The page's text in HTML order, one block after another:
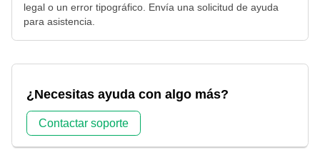
legal o un error tipográfico. Envía una solicitud de ayuda
para asistencia.
¿Necesitas ayuda con algo más?
Contactar soporte